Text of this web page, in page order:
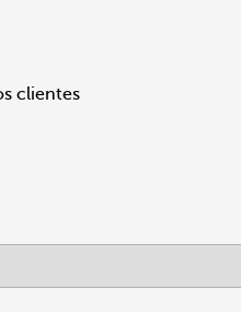
clientes